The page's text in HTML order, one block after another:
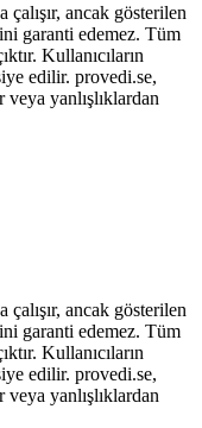
ancak gösterilen
garanti edemez. Tüm
Kullanıcıların
edilir. provedi.se,
yanlışlıklardan
ancak gösterilen
garanti edemez. Tüm
Kullanıcıların
edilir. provedi.se,
yanlışlıklardan